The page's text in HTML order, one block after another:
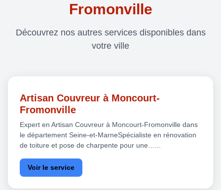
Fromonville
Découvrez nos autres services disponibles dans
votre ville
Artisan Couvreur à Moncourt-
Fromonville
Expert en Artisan Couvreur à Moncourt-Fromonville dans
le département Seine-et-MarneSpécialiste en rénovation
de toiture et pose de charpente pour une…...
Voir le service